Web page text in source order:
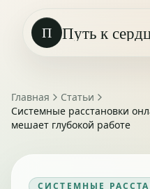
П Путь к
Главная
Статьи
Системные расстановки
мешает глубокой работе
СИСТЕМНЫЕ